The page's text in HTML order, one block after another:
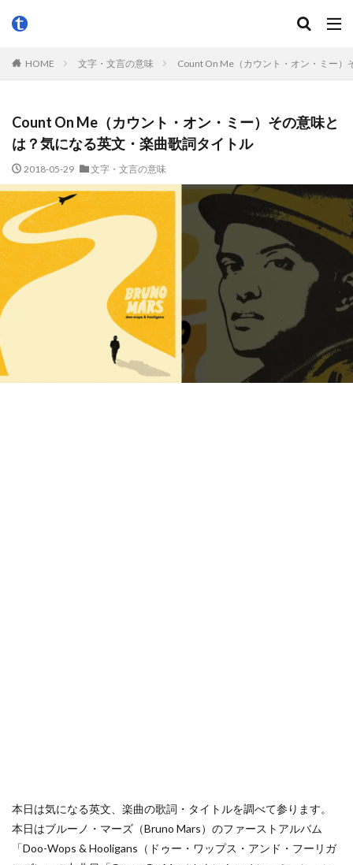
HOME 文字・文言の意味 Count On Me（カウント・オン・ミー
Count On Me（カウント・オン・ミー）その意味と
は？気になる英文・楽曲歌詞タイトル
2018-05-29 文字・文言の意味
本日は気になる英文、楽曲の歌詞・タイトルを調べて参ります。
本日はブルーノ・マーズ（Bruno Mars）のファーストアルバム
「Doo-Wops & Hooligans（ドゥー・ワップス・アンド・フーリガ